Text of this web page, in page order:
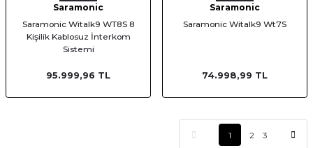
Saramonic
Saramonic Witalk9 WT8S 8
Kişilik Kablosuz İnterkom
Sistemi
95.999,96 TL
Saramonic
Saramonic Witalk9 Wt7S
74.998,99 TL
1 2 3